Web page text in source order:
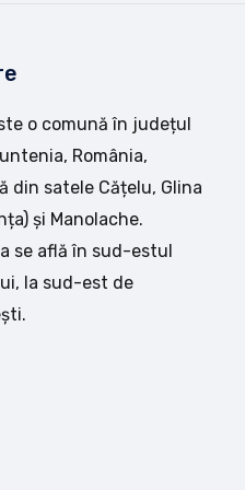
o comună în județul
România,
din satele Cățelu, Glina
și Manolache.
se află în sud-estul
la sud-est de